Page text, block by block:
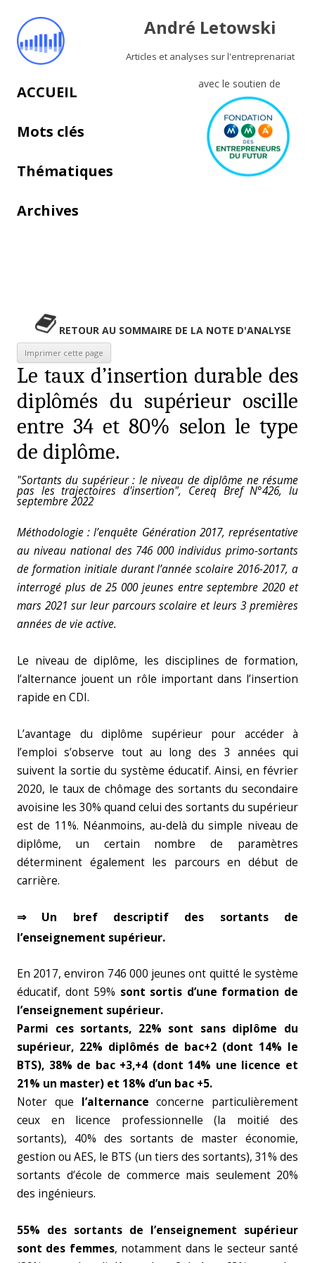
André Letowski
Articles et analyses sur l'entreprenariat
avec le soutien de
Aller au contenu principal
ACCUEIL
Mots clés
Thématiques
Archives
RETOUR AU SOMMAIRE DE LA NOTE D'ANALYSE
Le taux d’insertion durable des
diplômés du supérieur oscille
entre 34 et 80% selon le type
de diplôme.
"Sortants du supérieur : le niveau de diplôme ne résume
pas les trajectoires d'insertion", Cereq Bref N°426, lu
septembre 2022
Méthodologie : l’enquête Génération 2017, représentative
au niveau national des 746 000individus primo-sortants
de formation initiale durant l’année scolaire 2016-2017, a
interrogé plus de 25 000 jeunes entre septembre 2020 et
mars 2021 sur leur parcours scolaire et leurs 3 premières
années de vie active.
Le niveau de diplôme, les disciplines de formation,
l’alternance jouent un rôle important dans l’insertion
rapide en CDI.
L’avantage du diplôme supérieur pour accéder à
l’emploi s’observe tout au long des 3 années qui
suivent la sortie du système éducatif. Ainsi, en février
2020, le taux de chômage des sortants du secondaire
avoisine les 30% quand celui des sortants du supérieur
est de 11%. Néanmoins, au-delà du simple niveau de
diplôme, un certain nombre de paramètres
déterminent également les parcours en début de
carrière.
⇒ Un bref descriptif des sortants de
l’enseignement supérieur.
En 2017, environ 746 000 jeunes ont quitté le système
éducatif, dont 59% sont sortis d’une formation de
l’enseignement supérieur.
Parmi ces sortants, 22% sont sans diplôme du
supérieur, 22% diplômés de bac+2 (dont 14% le
BTS), 38% de bac +3,+4 (dont 14% une licence et
21% un master) et 18% d’un bac +5.
Noter que l’alternance concerne particulièrement
ceux en licence professionnelle (la moitié des
sortants), 40% des sortants de master économie,
gestion ou AES, le BTS (un tiers des sortants), 31% des
sortants d’école de commerce mais seulement 20%
des ingénieurs.
55% des sortants de l’enseignement supérieur
sont des femmes, notamment dans le secteur santé